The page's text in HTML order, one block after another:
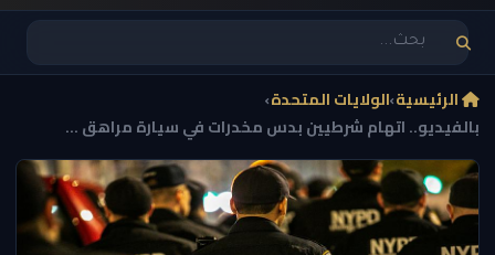
الرئيسية›الولايات المتحدة›
بالفيديو.. اتهام شرطيين بدس مخدرات في سيارة مراهق ...